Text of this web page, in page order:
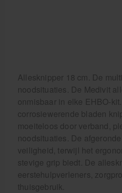
Allesknipper 18 cm. De
noodsituaties. De Medivit
onmisbaar in elke EHBO-
corrosiewerende bladen
moeiteloos door verband,
noodsituaties. De
veiligheid, terwijl het
stevige grip biedt. De
eerstehulpverleners,
thuisgebruik.